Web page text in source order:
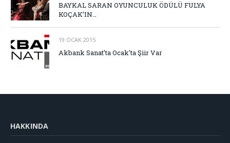
BAYKAL SARAN OYUNCULUK ÖDÜLÜ FULYA
KOÇAK’IN…
19 OCAK 2015
Akbank Sanat’ta Ocak’ta Şiir Var
HAKKINDA